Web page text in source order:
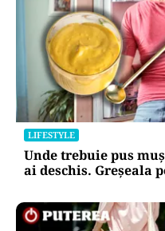
LIFESTYLE
Unde trebuie pus
ai deschis. Greșeala